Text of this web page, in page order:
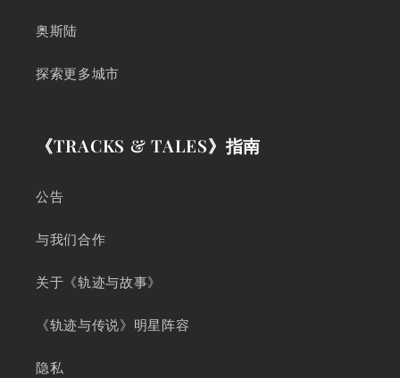
奥斯陆
探索更多城市
《TRACKS & TALES》指南
公告
与我们合作
关于《轨迹与故事》
《轨迹与传说》明星阵容
隐私